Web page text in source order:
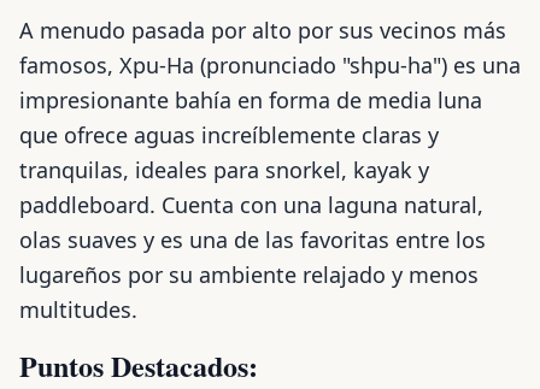
A menudo pasada por alto por sus vecinos más
famosos, Xpu-Ha (pronunciado "shpu-ha") es una
impresionante bahía en forma de media luna
que ofrece aguas increíblemente claras y
tranquilas, ideales para snorkel, kayak y
paddleboard. Cuenta con una laguna natural,
olas suaves y es una de las favoritas entre los
lugareños por su ambiente relajado y menos
multitudes.
Puntos Destacados: